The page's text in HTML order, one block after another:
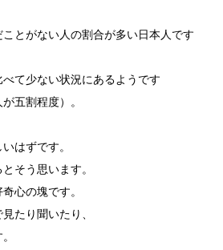
とがない人の割合が多い日本人です
て少ない状況にあるようです
五割程度）。
はずです。
そう思います。
心の塊です。
たり聞いたり、